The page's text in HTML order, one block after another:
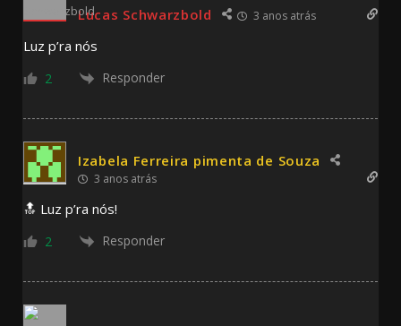
Lucas Schwarzbold 3 anos atrás
Luz p’ra nós
2 Responder
Izabela Ferreira pimenta de Souza
3 anos atrás
🔝 Luz p’ra nós!
2 Responder